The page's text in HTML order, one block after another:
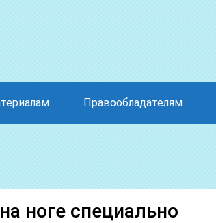
Правообладателям
ноге специально